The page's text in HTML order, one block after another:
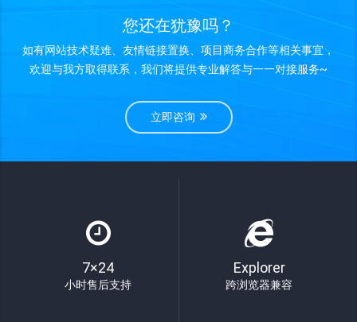
您还在犹豫吗？
如有网站技术疑难、友情链接置换、项目商务合作等相关事宜，
欢迎与我方取得联系，我们将提供专业解答与一一对接服务~
立即咨询
7×24
小时售后支持
Explorer
跨浏览器兼容